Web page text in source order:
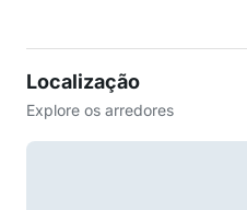
Localização
Explore os arredores